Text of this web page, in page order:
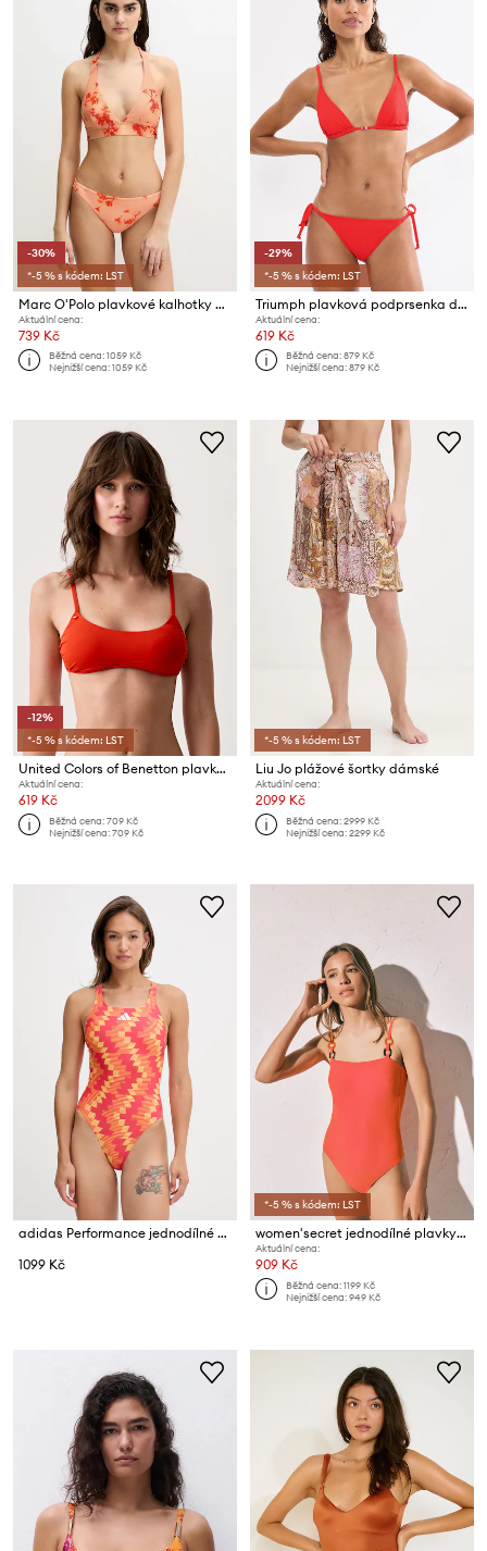
-30%
*-5 % s kódem: LST
Marc O'Polo plavkové kalhotky dámské
Aktuální cena:
739 Kč
Běžná cena:1059 Kč
Nejnižší cena:1059 Kč
-29%
*-5 % s kódem: LST
Triumph plavková podprsenka dámská Mix & Match Summer
Aktuální cena:
619 Kč
Běžná cena:879 Kč
Nejnižší cena:879 Kč
-12%
*-5 % s kódem: LST
United Colors of Benetton plavková podprsenka dámská
Aktuální cena:
619 Kč
Běžná cena:709 Kč
Nejnižší cena:709 Kč
*-5 % s kódem: LST
Liu Jo plážové šortky dámské
Aktuální cena:
2099 Kč
Běžná cena:2999 Kč
Nejnižší cena:2299 Kč
adidas Performance jednodílné plavky dámské
1099 Kč
*-5 % s kódem: LST
women'secret jednodílné plavky dámské
Aktuální cena:
909 Kč
Běžná cena:1199 Kč
Nejnižší cena:949 Kč